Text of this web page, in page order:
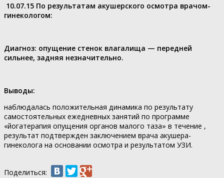
10.07.15 По результатам акушерского осмотра врачом-
гинекологом:
Диагноз: опущение стенок влагалища — передней
сильнее, задняя незначительно.
Выводы:
наблюдалась положительная динамика по результату
самостоятельных ежедневных занятий по программе
«йогатерапия опущения органов малого таза» в течение ,
результат подтвержден заключением врача акушера-
гинеколога на основании осмотра и результатом УЗИ.
Поделиться: